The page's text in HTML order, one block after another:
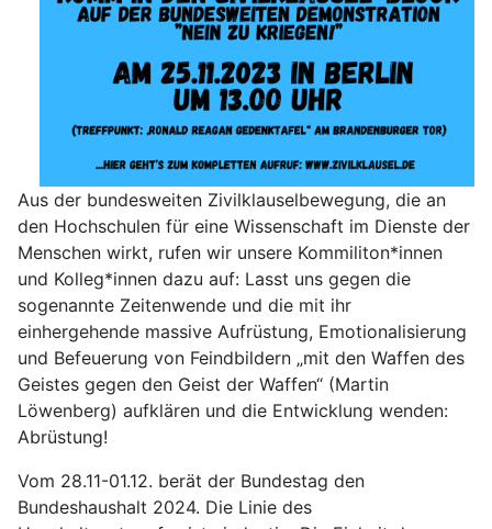
Aus der bundesweiten Zivilklauselbewegung, die an
den Hochschulen für eine Wissenschaft im Dienste der
Menschen wirkt, rufen wir unsere Kommiliton*innen
und Kolleg*innen dazu auf: Lasst uns gegen die
sogenannte Zeitenwende und die mit ihr
einhergehende massive Aufrüstung, Emotionalisierung
und Befeuerung von Feindbildern „mit den Waffen des
Geistes gegen den Geist der Waffen“ (Martin
Löwenberg) aufklären und die Entwicklung wenden:
Abrüstung!
Vom 28.11-01.12. berät der Bundestag den
Bundeshaushalt 2024. Die Linie des